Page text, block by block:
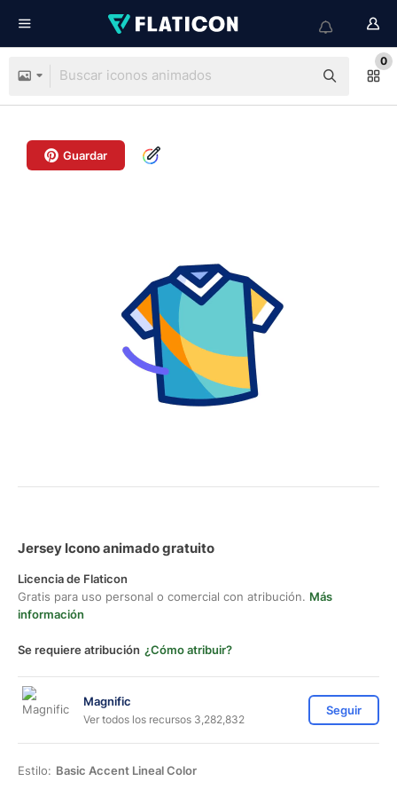
0
Guardar
Jersey Icono animado gratuito
Licencia de Flaticon
Gratis para uso personal o comercial con atribución. Más
información
Se requiere atribución ¿Cómo atribuir?
Magnific
Ver todos los recursos 3,282,832
Seguir
Estilo: Basic Accent Lineal Color